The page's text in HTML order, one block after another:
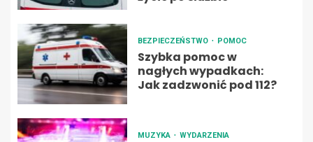
BEZPIECZEŃSTWO POMOC
Szybka pomoc w
nagłych wypadkach:
Jak zadzwonić pod 112?
MUZYKA WYDARZENIA